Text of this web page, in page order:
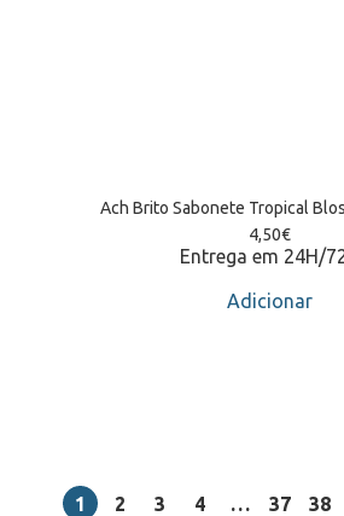
Ach Brito Sabonete Tropical
4,50€
Entrega em 24H/
Adicionar
1 2 3 4 … 37 38